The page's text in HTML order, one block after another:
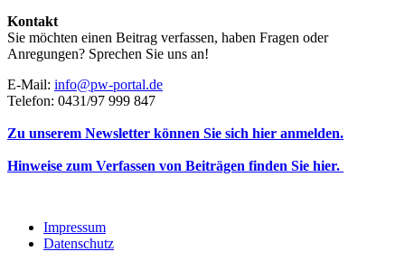
Kontakt
Sie möchten einen Beitrag verfassen, haben Fragen oder
Anregungen? Sprechen Sie uns an!
E-Mail: info@pw-portal.de
Telefon: 0431/97 999 847
Zu unserem Newsletter können Sie sich hier anmelden.
Hinweise zum Verfassen von Beiträgen finden Sie hier.
Impressum
Datenschutz